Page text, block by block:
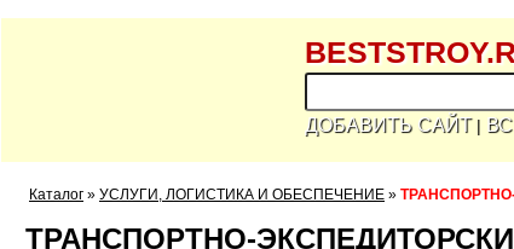
ДОБАВИТЬ САЙТ|
Каталог » УСЛУГИ, ЛОГИСТИКА И ОБЕСПЕЧЕНИЕ »
ТРАНСПОРТНО-